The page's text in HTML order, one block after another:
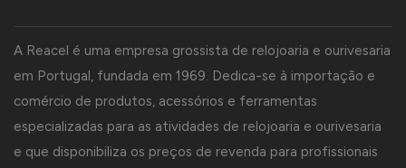
A Reacel é uma empresa grossista de relojoaria e ourivesaria
em Portugal, fundada em 1969. Dedica-se à importação e
comércio de produtos, acessórios e ferramentas
especializadas para as atividades de relojoaria e ourivesaria
e que disponibiliza os preços de revenda para profissionais